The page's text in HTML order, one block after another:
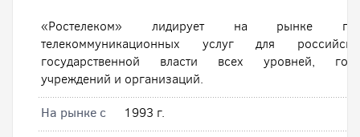
«Ростелеком» лидирует на рынке
телекоммуникационных услуг для
государственной власти всех уровней,
учреждений и организаций.
На рынке с
1993 г.